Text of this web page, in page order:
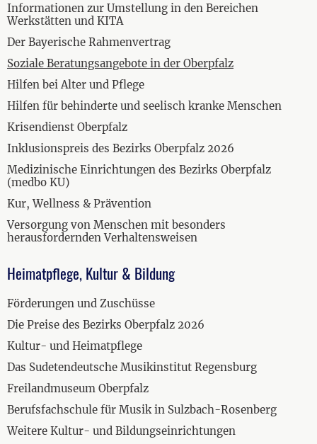
Informationen zur Umstellung in den Bereichen
Werkstätten und KITA
Der Bayerische Rahmenvertrag
Soziale Beratungsangebote in der Oberpfalz
Hilfen bei Alter und Pflege
Hilfen für behinderte und seelisch kranke Menschen
Krisendienst Oberpfalz
Inklusionspreis des Bezirks Oberpfalz 2026
Medizinische Einrichtungen des Bezirks Oberpfalz
(medbo KU)
Kur, Wellness & Prävention
Versorgung von Menschen mit besonders
herausfordernden Verhaltensweisen
Heimatpflege, Kultur & Bildung
Förderungen und Zuschüsse
Die Preise des Bezirks Oberpfalz 2026
Kultur- und Heimatpflege
Das Sudetendeutsche Musikinstitut Regensburg
Freilandmuseum Oberpfalz
Berufsfachschule für Musik in Sulzbach-Rosenberg
Weitere Kultur- und Bildungseinrichtungen